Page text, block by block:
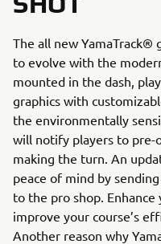
The all new YamaTrack®
to evolve with the
mounted in the dash,
graphics with
the environmentally
will notify players to pre-
making the turn. An
peace of mind by
to the pro shop. Enhance
improve your course’s
Another reason why